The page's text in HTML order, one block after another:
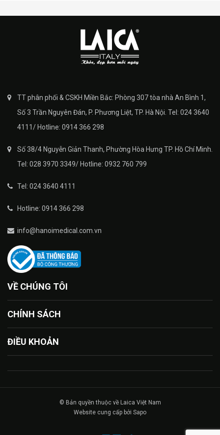
TT phân phối & CSKH Miền Bắc: Phòng 307 tòa nhà An Bình 1,
Số 3 Trần Nguyên Đán, P. Phương Liệt, TP. Hà Nội. Tel: 024 3640
4111/ Hotline: 0914 366 298
Số 38/4 Nguyễn Giản Thanh, Phường Hòa Hưng TP. Hồ Chí Minh.
Tel: 028 3970 3349/ Hotline: 0932 760 799
Tel: 024 3640 4111
Hotline: 0914 366 298
info@hanoimedical.com.vn
VỀ CHÚNG TÔI
CHÍNH SÁCH
ĐIỀU KHOẢN
© Bản quyền thuộc về Laica Việt Nam
Website cung cấp bởi Sapo